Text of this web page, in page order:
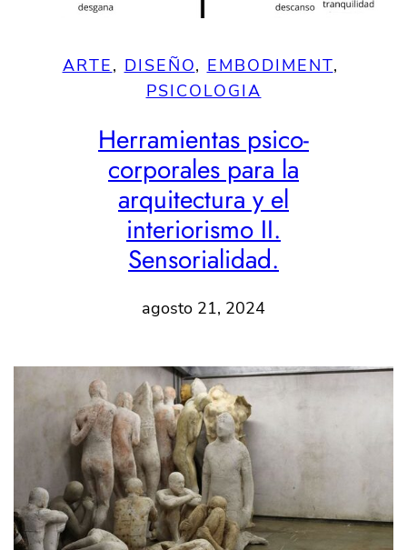
ARTE, DISEÑO, EMBODIMENT
PSICOLOGIA
Herramientas psico-
corporales para la
arquitectura y el
interiorismo II.
Sensorialidad.
agosto 21, 2024